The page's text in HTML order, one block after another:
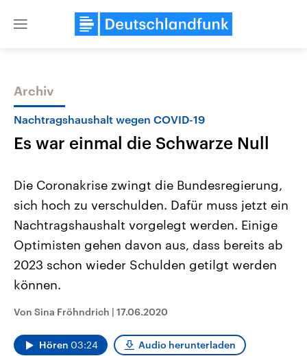
Close
Themen
Landtagswahl Sachsen-Anhalt
2026
Alle Informationen
Sachsen-Anhalt wählt am 6.
September 2026 einen neuen
Bundesland von einer Koalition aus
CDU, SPD und FDP regiert.-
Wahlprogramme, aktuelle Berichte
und Hintergründe zu den Parteien
USA
Aktuelle Beiträge,
Hintergründe
Wirtschaftlich und
Sendungen Programm Podcasts
Archiv
Nachtragshaushalt wegen COVID-19
Es war einmal die Schwarze Null
Die Coronakrise zwingt die Bundesregierung,
sich hoch zu verschulden. Dafür muss jetzt ein
Nachtragshaushalt vorgelegt werden. Einige
Optimisten gehen davon aus, dass bereits ab
2023 schon wieder Schulden getilgt werden
können.
Von Sina Fröhndrich | 17.06.2020
Hören 03:24 Audio herunterladen